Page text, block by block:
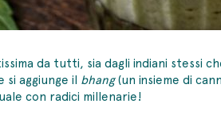
da tutti, sia dagli indiani stessi
aggiunge il bhang(un insieme di
con radici millenarie!